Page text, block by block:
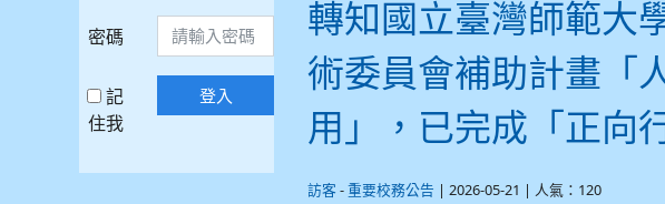
轉知國立臺灣師範大
術委員會補助計畫「
用」，已完成「正向
訪客 -重要校務公告 | 2026-05-21 | 人氣：120
密碼
記
住我
登入